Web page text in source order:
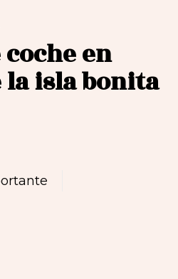
en
la isla bonita